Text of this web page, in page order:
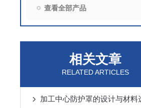
查看全部产品
相关文章
RELATED ARTICLES